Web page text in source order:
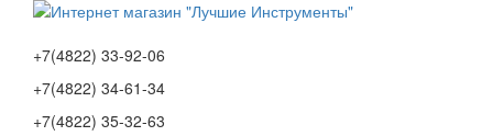
+7(4822) 33-92-06
+7(4822) 34-61-34
+7(4822) 35-32-63